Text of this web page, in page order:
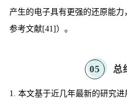
产生的电子具有更强的还原能
参考文献[41]）。
05 总
1. 本文基于近几年最新的研究